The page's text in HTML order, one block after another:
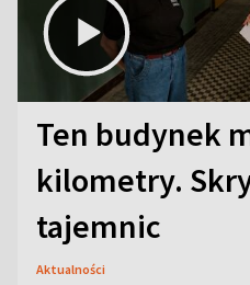
Ten budynek
kilometry.
tajemnic
Aktualności